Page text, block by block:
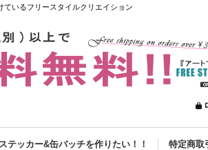
ているフリースタイルクリエイション
ステッカー&缶バッチを作りたい！！ 特定商取